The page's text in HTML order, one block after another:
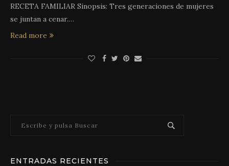
RECETA FAMILIAR Sinopsis: Tres generaciones de mujeres
se juntan a cenar.…
Read more
ENTRADAS RECIENTES